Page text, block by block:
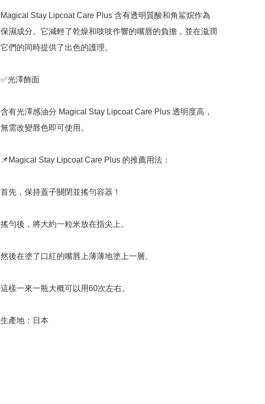
Magical Stay Lipcoat Care Plus 含有透明質酸和角鯊烷作為
保濕成分。它減輕了乾燥和吱吱作響的嘴唇的負擔，並在滋潤
它們的同時提供了出色的護理。
✅️光澤飾面
含有光澤感油分 Magical Stay Lipcoat Care Plus 透明度高，
無需改變唇色即可使用。
📌Magical Stay Lipcoat Care Plus 的推薦用法：
首先，保持蓋子關閉並搖勻容器！
搖勻後，將大約一粒米放在指尖上。
然後在塗了口紅的嘴唇上薄薄地塗上一層。
這樣一來一瓶大概可以用60次左右。
生產地：日本